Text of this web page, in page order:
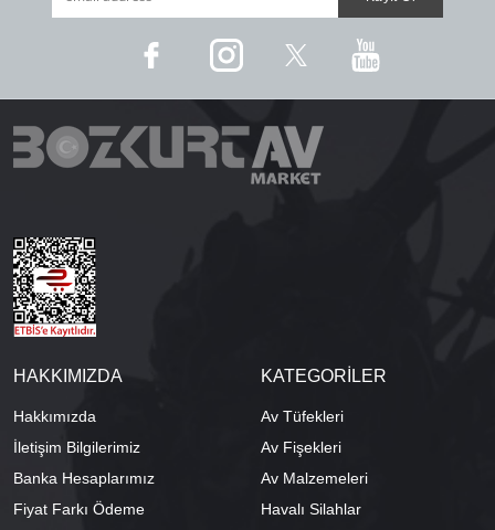
HAKKIMIZDA
Hakkımızda
İletişim Bilgilerimiz
Banka Hesaplarımız
Fiyat Farkı Ödeme
KATEGORİLER
Av Tüfekleri
Av Fişekleri
Av Malzemeleri
Havalı Silahlar